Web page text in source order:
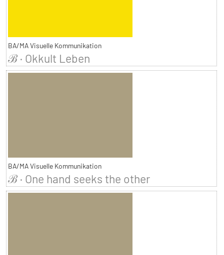
BA/MA Visuelle Kommunikation
ℬ · Okkult Leben
BA/MA Visuelle Kommunikation
ℬ · One hand seeks the other